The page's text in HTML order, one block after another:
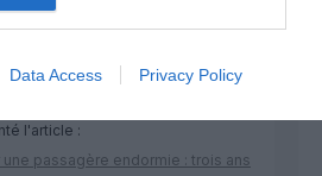
Data Access Privacy Policy
: un défaut latent de bouton
l'article :
une passagère endormie : trois ans